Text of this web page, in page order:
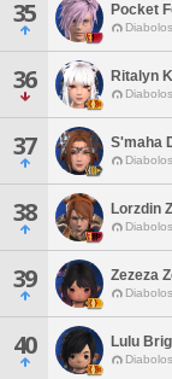
35 Pocket
36 Ritalyn
37 S'maha
38 Lorzdin
39 Zezeza
40 Lulu